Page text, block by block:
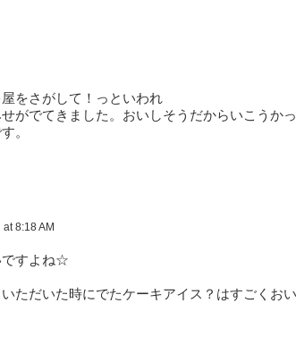
をさがして！っといわれ
がでてきました。おいしそうだからいこうか
。
8:18 AM
ですよね☆
ただいた時にでたケーキアイス？はすごくお